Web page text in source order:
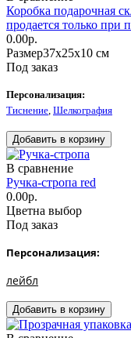
Коробка подарочная
продается только при
0.00р.
Размер37x25x10 см
Под заказ
Персонализация:
Тиснение Шелкография
В сравнение
Ручка-стропа red
0.00р.
Цветна выбор
Под заказ
Персонализация:
лейбл